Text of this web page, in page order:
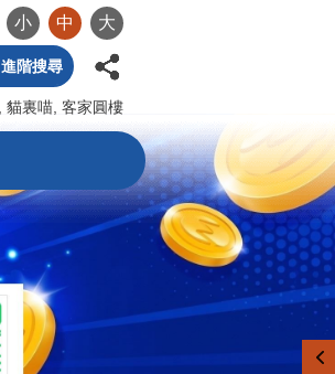
小 中 大
進階搜尋
貓裏喵 客家圓樓